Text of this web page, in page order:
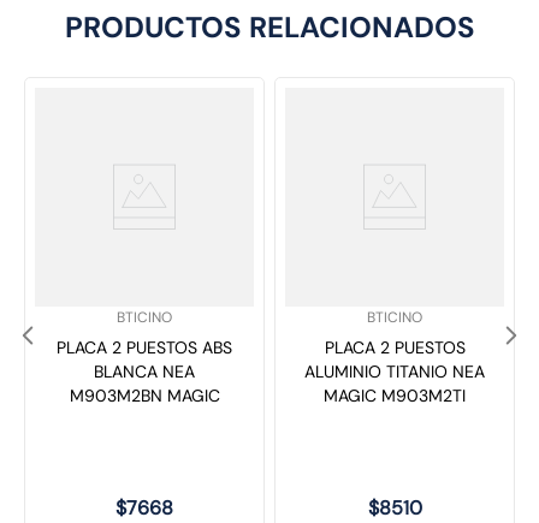
PRODUCTOS RELACIONADOS
BTICINO
PLACA 2 PUESTOS ABS
BLANCA NEA
M903M2BN MAGIC
$7668
BTICINO
PLACA 2 PUESTOS
ALUMINIO TITANIO NEA
MAGIC M903M2TI
$8510